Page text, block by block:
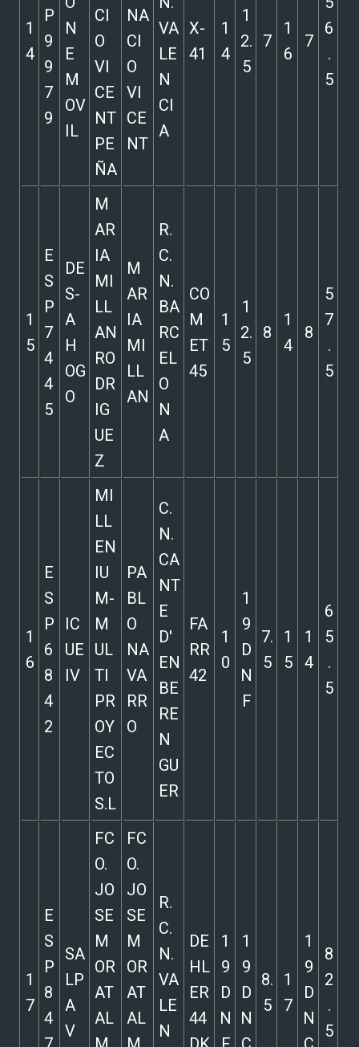
1
4
P
9
9
7
9
N
E
M
OV
IL
CI
O
VI
CE
NT
PE
ÑA
NA
CI
O
VI
CE
NT
VA
LE
N
CI
A
X-
41
1
4
1
2.
5
7
1
6
7
6
.
5
1
5
E
S
P
7
4
4
5
DE
S-
A
H
OG
O
M
AR
IA
MI
LL
AN
RO
DR
IG
UE
Z
M
AR
IA
MI
LL
AN
R.
C.
N.
BA
RC
EL
O
N
A
CO
M
ET
45
1
5
1
2.
5
8
1
4
8
5
7
.
5
1
6
E
S
P
6
8
4
2
IC
UE
IV
MI
LL
EN
IU
M-
M
UL
TI
PR
OY
EC
TO
S.L
PA
BL
O
NA
VA
RR
O
C.
N.
CA
NT
E
D'
EN
BE
RE
N
GU
ER
FA
RR
42
1
0
1
9
D
N
F
7.
5
1
5
1
4
6
5
.
5
1
7
E
S
P
8
4
SA
LP
A
V
FC
O.
JO
SE
M
OR
AT
AL
FC
O.
JO
SE
M
OR
AT
AL
R.
C.
N.
VA
LE
N
DE
HL
ER
44
1
9
D
N
1
9
D
N
8.
5
1
7
1
9
D
N
8
2
.
5